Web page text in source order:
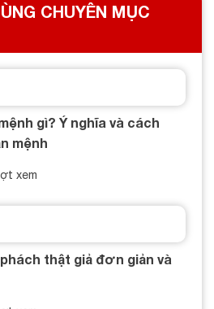
CHUYÊN MỤC
gì? Ý nghĩa và cách
mệnh
xem
thật giả đơn giản và